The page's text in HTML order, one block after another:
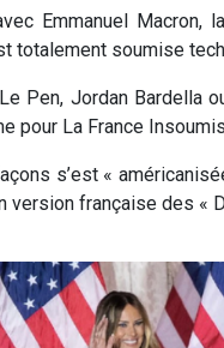
Emmanuel
totalement soumise
Pen, Jordan Bardella
pour La France
s’est «
version française des «